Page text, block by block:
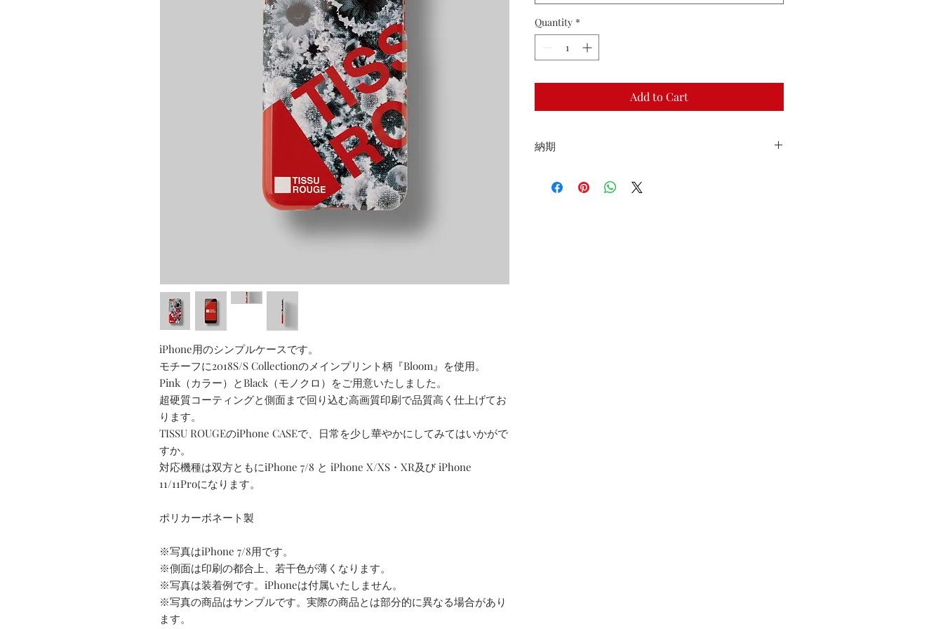
iPhone用のシンプルケースです。
モチーフに2018S/S Collectionのメインプリント柄『Bloom』を使用。
Pink（カラー）とBlack（モノクロ）をご用意いたしました。
超硬質コーティングと側面まで回り込む高画質印刷で品質高く仕上げてお
ります。
TISSU ROUGEのiPhone CASEで、日常を少し華やかにしてみてはいかがで
すか。
対応機種は双方ともにiPhone 7/8 と iPhone X/XS・XR及び iPhone
11/11Proになります。
ポリカーボネート製
※写真はiPhone 7/8用です。
※側面は印刷の都合上、若干色が薄くなります。
※写真は装着例です。iPhoneは付属いたしません。
※写真の商品はサンプルです。実際の商品とは部分的に異なる場合があり
ます。
Quantity *
Add to Cart
納期